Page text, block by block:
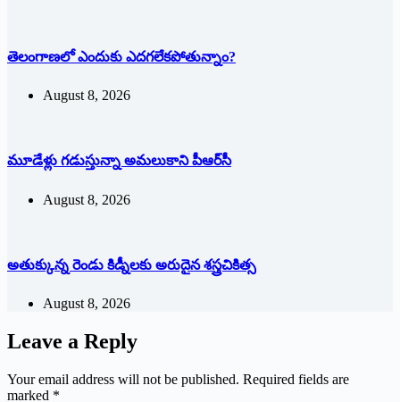
తెలంగాణలో ఎందుకు ఎదగలేకపోతున్నాం?
August 8, 2026
మూడేళ్లు గ‌డుస్తున్నా అమ‌లుకాని పీఆర్‌సీ
August 8, 2026
అతుక్కున్న రెండు కిడ్నీలకు అరుదైన శస్త్రచికిత్స
August 8, 2026
Leave a Reply
Your email address will not be published. Required fields are
marked *